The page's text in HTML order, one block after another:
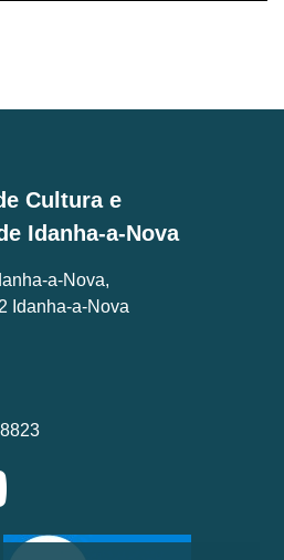
Cultura e
Idanha-a-Nova
a-Nova,
Idanha-a-Nova